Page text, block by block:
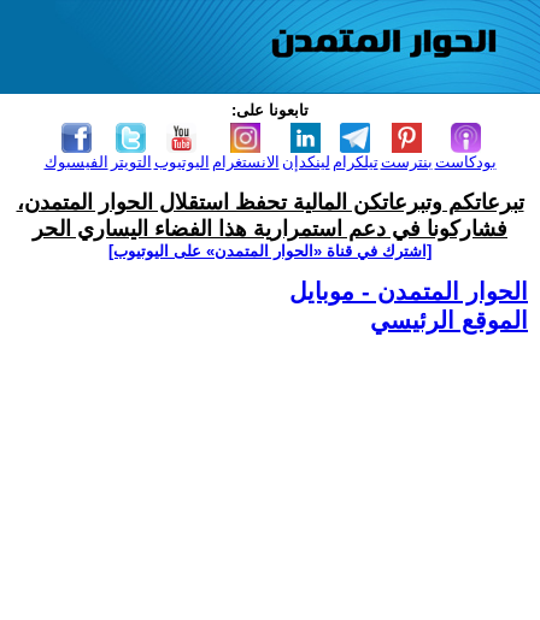
تابعونا على:
الفيسبوك التويتر اليوتيوب الانستغرام لينكدإن تيلكرامبنترست بودكاست
تبرعاتكم وتبرعاتكن المالية تحفظ استقلال الحوار المتمدن،
فشاركونا في دعم استمرارية هذا الفضاء اليساري الحر
[اشترك في قناة ‫«الحوار المتمدن» على اليوتيوب]
الحوار المتمدن - موبايل
الموقع الرئيسي